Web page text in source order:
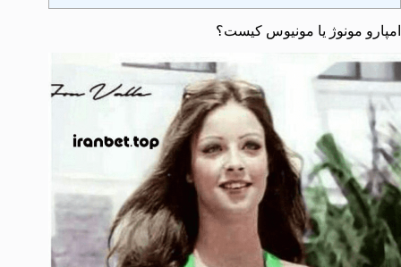
امپارو مونوژ یا مونیوس کیست؟